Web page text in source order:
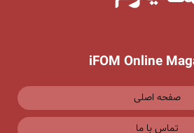
iFOM Online
صفحه اصلی
تماس با ما